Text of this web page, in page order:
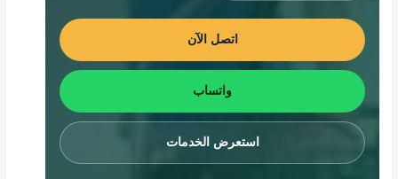
اتصل الآن
واتساب
استعرض الخدمات